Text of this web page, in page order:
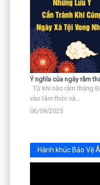
Ý nghĩa của ngày rằm
Từ khi nào rằm tháng
vào tâm thức và...
06/09/2025
Hành khúc Bảo Vệ